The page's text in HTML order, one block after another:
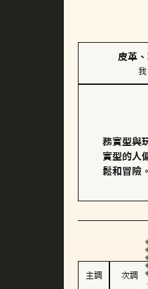
皮革
我
務實型與
實型的人
鬆和冒險
主調 次調